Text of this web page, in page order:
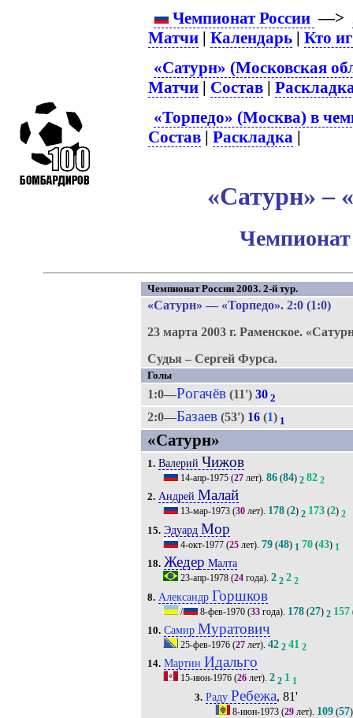
Чемпионат России —>
Матчи |Календарь |Кто
«Сатурн» (Московская
Матчи | Состав |
«Торпедо» (Москва) в
Состав |Раскладка |
«Сатурн» –
Чемпионат
Чемпионат России 2003. 2-й тур.
«Сатурн» — «Торпедо». 2:0 (1:0)
23 марта 2003 г. Раменское.
Судья – Сергей Фурса.
Голы
1:0—Рогачёв(11') 30 2
2:0—Базаев(53') 16(1) 1
«Сатурн»
1. Валерий Чижов
14-апр-1975(27лет). 86(84) 2 82 2
2. Андрей Малай
13-мар-1973(30лет). 178(2) 2 173(2) 2
15. Эдуард Мор
4-окт-1977(25лет). 79(48) 1 70(43) 1
18. Жедер Малта
23-апр-1978(24года). 2 2 2 2
8. Александр Горшков
/ 8-фев-1970(33года). 178(27) 2 157
10. Самир Муратович
25-фев-1976(27лет). 42 2 41 2
14. Мартин Идальго
15-июн-1976(26лет). 2 2 1 1
3. Раду Ребежа, 81'
8-июн-1973 (29 лет). 109 (57)